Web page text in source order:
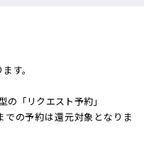
す。
の「リクエスト予約」
の予約は還元対象となりま